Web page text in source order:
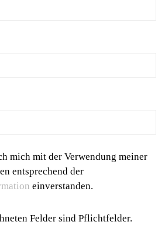
mich mit der Verwendung meiner
entsprechend der
einverstanden.
Felder sind Pflichtfelder.